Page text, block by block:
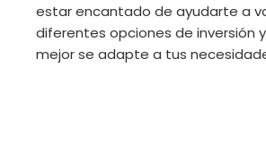
estar encantado de ayudarte a
diferentes opciones de inversión
mejor se adapte a tus